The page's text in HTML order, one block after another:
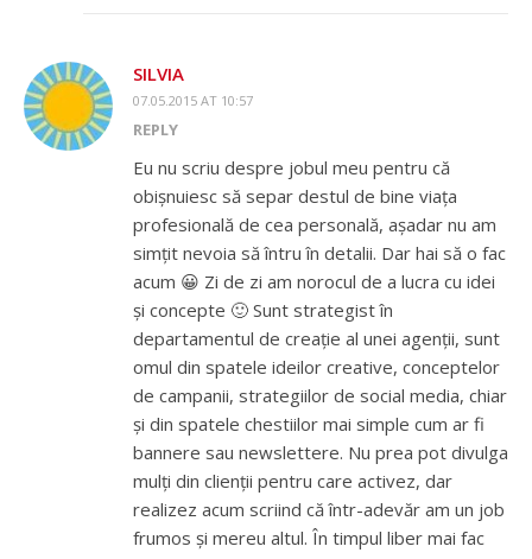
SILVIA
07.05.2015 AT 10:57
REPLY
Eu nu scriu despre jobul meu pentru că
obișnuiesc să separ destul de bine viața
profesională de cea personală, așadar nu am
simțit nevoia să întru în detalii. Dar hai să o fac
acum 😀 Zi de zi am norocul de a lucra cu idei
și concepte 🙂 Sunt strategist în
departamentul de creație al unei agenții, sunt
omul din spatele ideilor creative, conceptelor
de campanii, strategiilor de social media, chiar
și din spatele chestiilor mai simple cum ar fi
bannere sau newslettere. Nu prea pot divulga
mulți din clienții pentru care activez, dar
realizez acum scriind că într-adevăr am un job
frumos și mereu altul. În timpul liber mai fac